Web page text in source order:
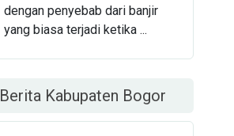
dengan penyebab dari banjir
yang biasa terjadi ketika ...
Berita Kabupaten Bogor